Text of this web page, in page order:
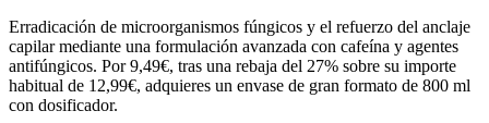
Erradicación de microorganismos fúngicos y el refuerzo del anclaje
capilar mediante una formulación avanzada con cafeína y agentes
antifúngicos. Por 9,49€, tras una rebaja del 27% sobre su importe
habitual de 12,99€, adquieres un envase de gran formato de 800 ml
con dosificador.